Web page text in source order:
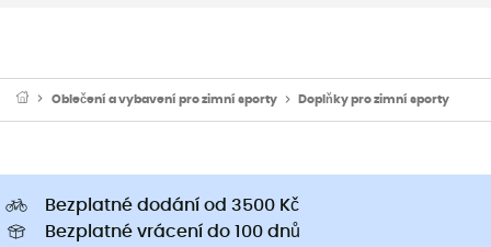
Oblečení a vybavení pro zimní sporty Doplňky pro zimní sporty
Bezplatné dodání od 3500 Kč
Bezplatné vrácení do 100 dnů